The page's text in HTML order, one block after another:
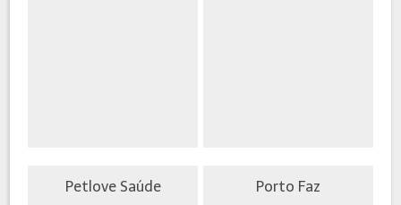
Petlove Saúde Porto Faz